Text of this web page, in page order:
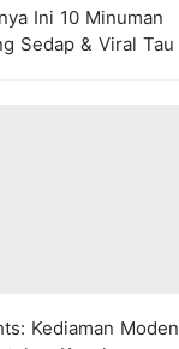
Ini 10 Minuman
Sedap & Viral Tau
Kediaman Moden